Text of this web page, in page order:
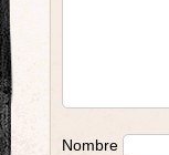
Nombre